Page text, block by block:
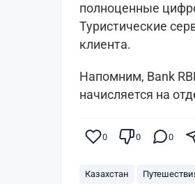
полноценные
Туристические
клиента.
Напомним, Bank
начисляется на
0 0 0
Казахстан